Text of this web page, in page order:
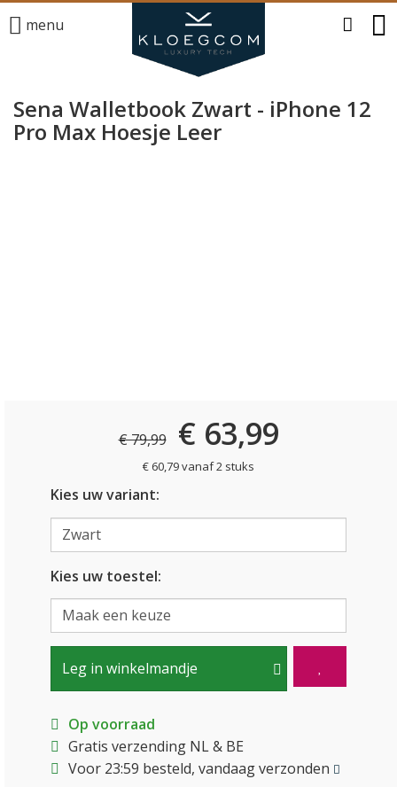
menu
Sena Walletbook Zwart - iPhone 12
Pro Max Hoesje Leer
€ 79,99 € 63,99
€ 60,79 vanaf 2 stuks
Kies uw variant:
Kies uw toestel:
Leg in winkelmandje
Op voorraad
Gratis verzending NL & BE
Voor 23:59 besteld, vandaag verzonden